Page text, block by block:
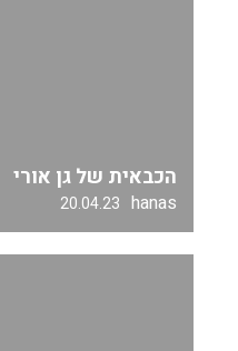
הכבאית של גן אורי
hanas
20.04.23